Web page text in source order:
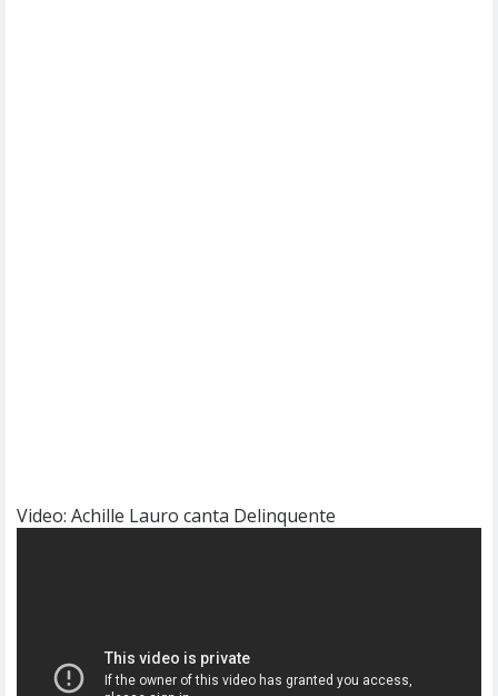
Video: Achille Lauro canta Delinquente